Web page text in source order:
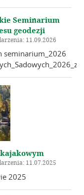
Seminarium
geodezji
11.09.2026
seminarium_2026
11.07.2025
2025